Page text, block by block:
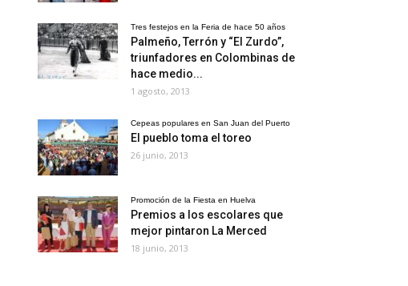
Tres festejos en la Feria de hace 50 años
Palmeño, Terrón y “El Zurdo”,
triunfadores en Colombinas de
hace medio...
1 agosto, 2013
Cepeas populares en San Juan del Puerto
El pueblo toma el toreo
26 junio, 2013
Promoción de la Fiesta en Huelva
Premios a los escolares que
mejor pintaron La Merced
18 junio, 2013